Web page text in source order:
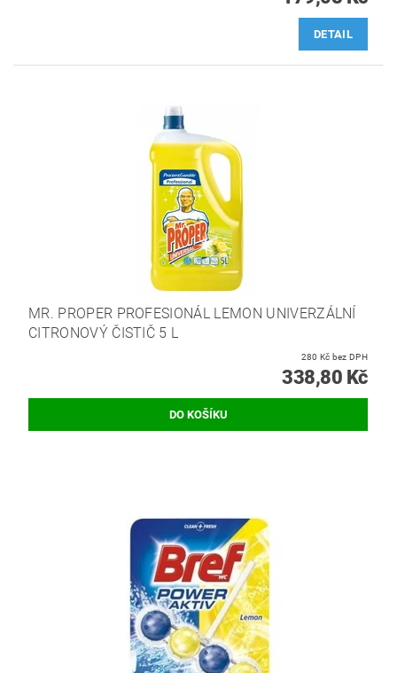
DETAIL
MR. PROPER PROFESIONÁL LEMON UNIVERZÁLNÍ
CITRONOVÝ ČISTIČ 5 L
280 Kč bez DPH
338,80 Kč